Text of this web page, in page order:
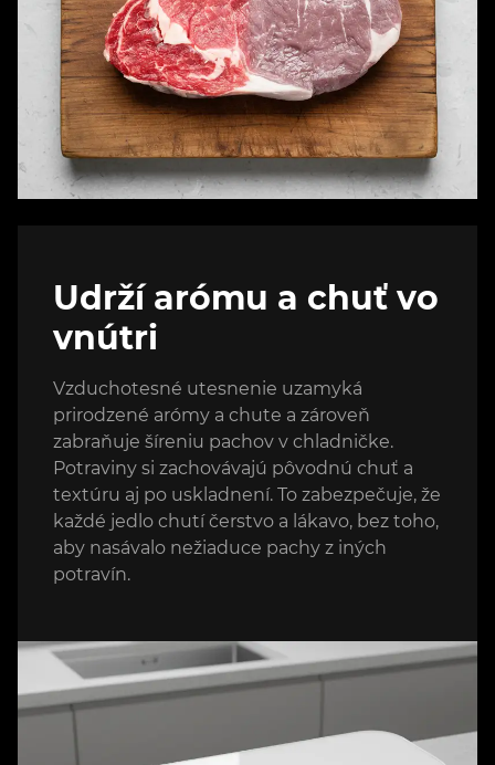
Udrží arómu a chuť vo
vnútri
Vzduchotesné utesnenie uzamyká
prirodzené arómy a chute a zároveň
zabraňuje šíreniu pachov v chladničke.
Potraviny si zachovávajú pôvodnú chuť a
textúru aj po uskladnení. To zabezpečuje, že
každé jedlo chutí čerstvo a lákavo, bez toho,
aby nasávalo nežiaduce pachy z iných
potravín.